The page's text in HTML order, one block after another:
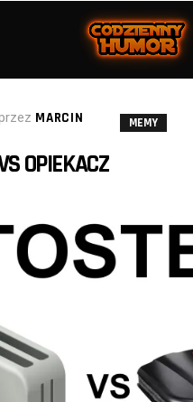
MARCIN MEMY
OPIEKACZ